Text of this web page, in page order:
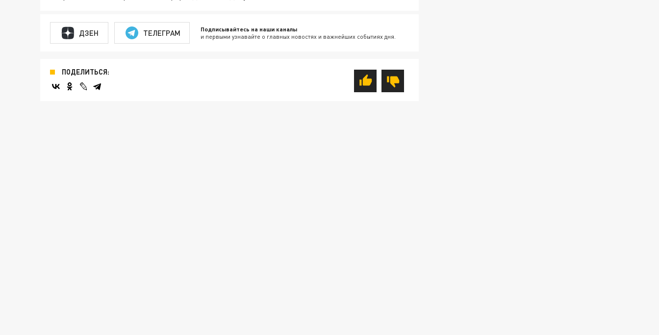
ДЗЕН ТЕЛЕГРАМ Подписывайтесь на наши каналы
и первыми узнавайте о главных новостях и важнейших событиях дня.
ПОДЕЛИТЬСЯ: